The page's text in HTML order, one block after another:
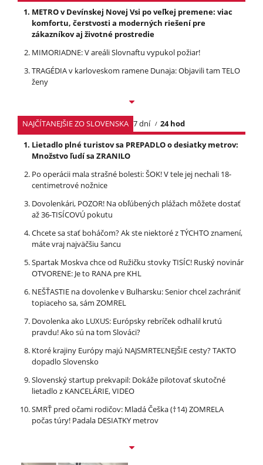
METRO v Devínskej Novej Vsi po veľkej premene: viac
komfortu, čerstvosti a moderných riešení pre
zákazníkov aj životné prostredie
MIMORIADNE: V areáli Slovnaftu vypukol požiar!
TRAGÉDIA v karloveskom ramene Dunaja: Objavili tam TELO
ženy
NAJČÍTANEJŠIE ZO SLOVENSKA 7 dní
24 hod
Lietadlo plné turistov sa PREPADLO o desiatky metrov:
Množstvo ľudí sa ZRANILO
Po operácii mala strašné bolesti: ŠOK! V tele jej nechali 18-
centimetrové nožnice
Dovolenkári, POZOR! Na obľúbených plážach môžete dostať
až 36-TISÍCOVÚ pokutu
Chcete sa stať boháčom? Ak ste niektoré z TÝCHTO znamení,
máte vraj najväčšiu šancu
Spartak Moskva chce od Ružičku stovky TISÍC! Ruský novinár
OTVORENE: Je to RANA pre KHL
NEŠŤASTIE na dovolenke v Bulharsku: Senior chcel zachrániť
topiaceho sa, sám ZOMREL
Dovolenka ako LUXUS: Európsky rebríček odhalil krutú
pravdu! Ako sú na tom Slováci?
Ktoré krajiny Európy majú NAJSMRTEĽNEJŠIE cesty? TAKTO
dopadlo Slovensko
Slovenský startup prekvapil: Dokáže pilotovať skutočné
lietadlo z KANCELÁRIE, VIDEO
SMRŤ pred očami rodičov: Mladá Češka (†14) ZOMRELA
počas túry! Padala DESIATKY metrov